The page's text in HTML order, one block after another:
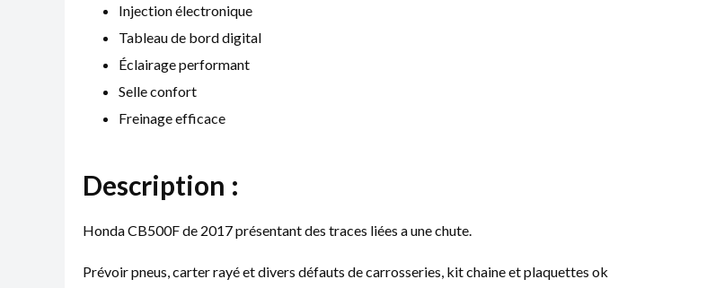
Injection électronique
Tableau de bord digital
Éclairage performant
Selle confort
Freinage efficace
Description :
Honda CB500F de 2017 présentant des traces liées a une chute.
Prévoir pneus, carter rayé et divers défauts de carrosseries, kit chaine et plaquettes ok